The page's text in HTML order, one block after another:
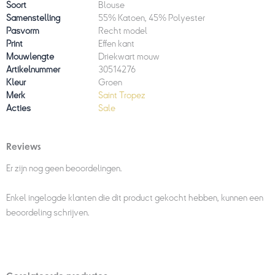
Soort
Blouse
Samenstelling
55% Katoen, 45% Polyester
Pasvorm
Recht model
Print
Effen kant
Mouwlengte
Driekwart mouw
Artikelnummer
30514276
Kleur
Groen
Merk
Saint Tropez
Acties
Sale
Reviews
Er zijn nog geen beoordelingen.
Enkel ingelogde klanten die dit product gekocht hebben, kunnen een
beoordeling schrijven.